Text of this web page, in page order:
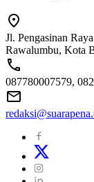
Jl. Pengasinan
Rawalumbu, Kota
087780007579,